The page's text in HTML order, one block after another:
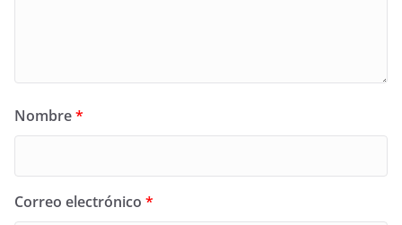
Nombre*
Correo electrónico *